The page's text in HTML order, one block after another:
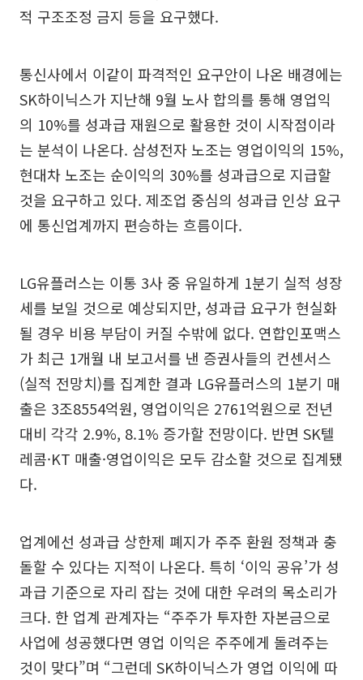
적 구조조정 금지 등을 요구했다.
통신사에서 이같이 파격적인 요구안이 나온 배경에는
SK하이닉스가 지난해 9월 노사 합의를 통해 영업익
의 10%를 성과급 재원으로 활용한 것이 시작점이라
는 분석이 나온다. 삼성전자 노조는 영업이익의 15%,
현대차 노조는 순이익의 30%를 성과급으로 지급할
것을 요구하고 있다. 제조업 중심의 성과급 인상 요구
에 통신업계까지 편승하는 흐름이다.
LG유플러스는 이통 3사 중 유일하게 1분기 실적 성장
세를 보일 것으로 예상되지만, 성과급 요구가 현실화
될 경우 비용 부담이 커질 수밖에 없다. 연합인포맥스
가 최근 1개월 내 보고서를 낸 증권사들의 컨센서스
(실적 전망치)를 집계한 결과 LG유플러스의 1분기 매
출은 3조8554억원, 영업이익은 2761억원으로 전년
대비 각각 2.9%, 8.1% 증가할 전망이다. 반면 SK텔
레콤·KT 매출·영업이익은 모두 감소할 것으로 집계됐
다.
업계에선 성과급 상한제 폐지가 주주 환원 정책과 충
돌할 수 있다는 지적이 나온다. 특히 ‘이익 공유’가 성
과급 기준으로 자리 잡는 것에 대한 우려의 목소리가
크다. 한 업계 관계자는 “주주가 투자한 자본금으로
사업에 성공했다면 영업 이익은 주주에게 돌려주는
것이 맞다”며 “그런데 SK하이닉스가 영업 이익에 따